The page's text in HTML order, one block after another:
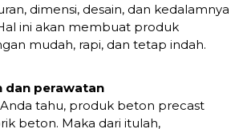
dimensi, desain, dan kedalamnya
ini akan membuat produk
mudah, rapi, dan tetap indah.
dan perawatan
tahu, produk beton precast
beton. Maka dari itulah,